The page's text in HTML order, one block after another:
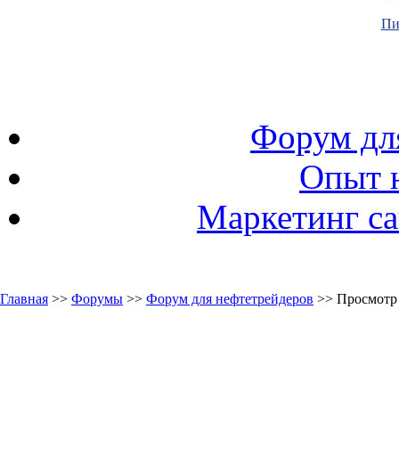
Форум
Опыт
Маркетинг
Главная >> Форумы >> Форум для нефтетрейдеров >>